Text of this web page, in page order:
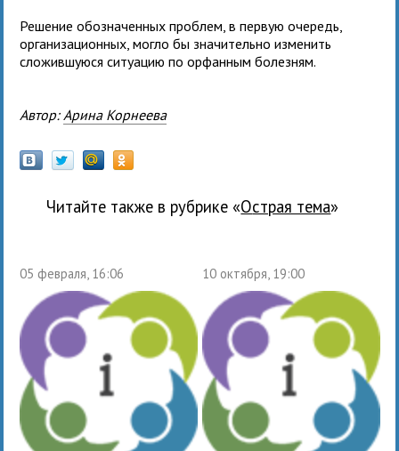
Решение обозначенных проблем, в первую очередь,
организационных, могло бы значительно изменить
сложившуюся ситуацию по орфанным болезням.
Автор: Арина Корнеева
Читайте также в рубрике « Острая тема»
05 февраля, 16:06 10 октября, 19:00